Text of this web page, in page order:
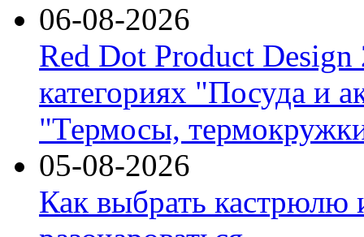
06-08-2026
Red Dot Product Design
категориях "Посуда и
"Термосы,
05-08-2026
Как выбрать кастрюлю